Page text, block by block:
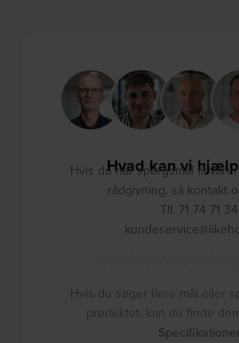
Hvad kan vi
Hvis du har spørgsmål til
rådgivning, så kontakt
Tlf. 71 74 71 34
Hvis du søger flere mål eller
produktet, kan du finde
Specifikationer